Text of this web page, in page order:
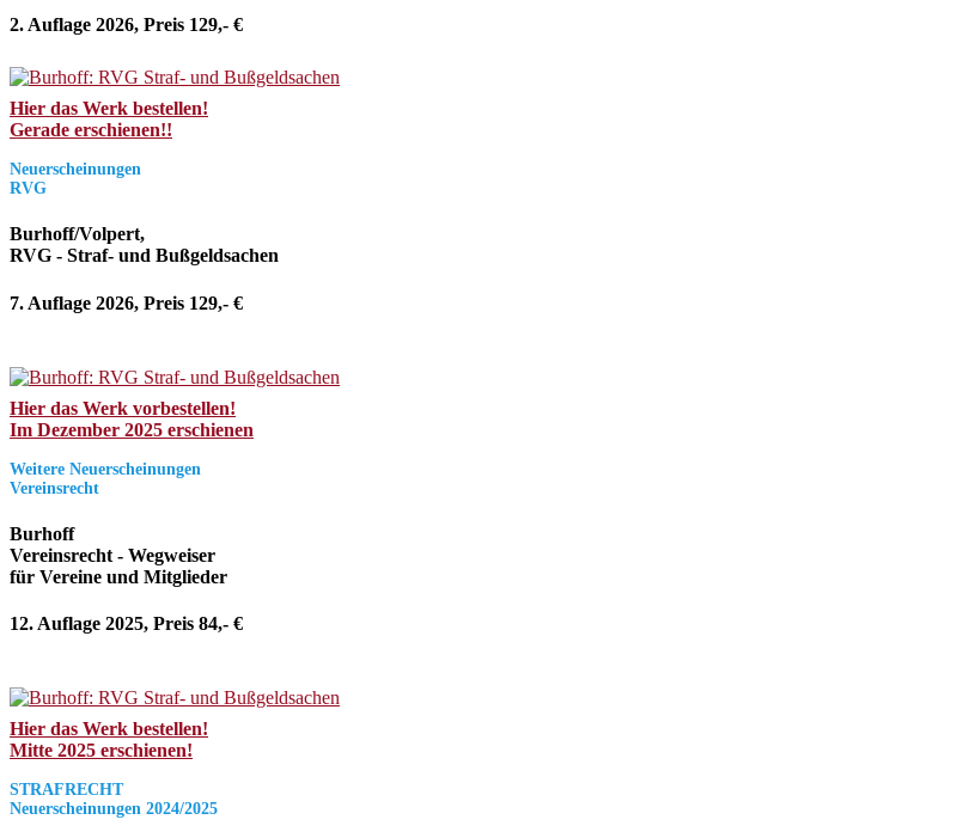
2. Auflage 2026, Preis 129,- €
Hier das Werk bestellen!
Gerade erschienen!!
Neuerscheinungen
RVG
Burhoff/Volpert,
RVG - Straf- und Bußgeldsachen
7. Auflage 2026, Preis 129,- €
Hier das Werk vorbestellen!
Im Dezember 2025 erschienen
Weitere Neuerscheinungen
Vereinsrecht
Burhoff
Vereinsrecht - Wegweiser
für Vereine und Mitglieder
12. Auflage 2025, Preis 84,- €
Hier das Werk bestellen!
Mitte 2025 erschienen!
STRAFRECHT
Neuerscheinungen 2024/2025